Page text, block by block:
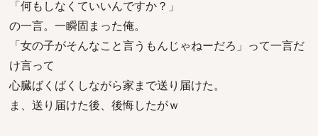
「何もしなくていいんですか？」
の一言。一瞬固まった俺。
「女の子がそんなこと言うもんじゃねーだろ」って一言だ
け言って
心臓ばくばくしながら家まで送り届けた。
ま、送り届けた後、後悔したがｗ